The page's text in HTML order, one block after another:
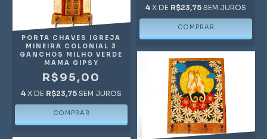
PORTA CHAVES IGREJA
MINEIRA COLONIAL 3
GANCHOS MILHO VERDE
MAMA GIPSY
R$95,00
4 X DE R$23,75 SEM JUROS
4 X DE R$23,75 SEM JUROS